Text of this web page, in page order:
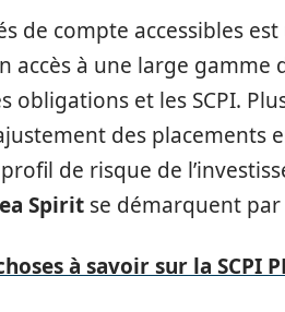
de compte accessibles
accès à une large
obligations et les SCPI.
des
de risque de
Spirit se démarquent par
à savoir sur la SCPI